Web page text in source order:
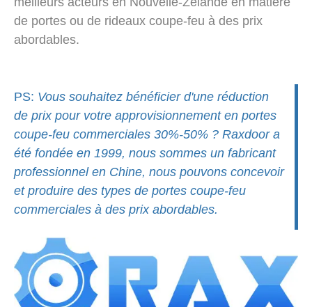
de portes ou de rideaux coupe-feu à des prix
abordables.
PS: Vous souhaitez bénéficier d'une réduction
de prix pour votre approvisionnement en portes
coupe-feu commerciales 30%-50% ? Raxdoor a
été fondée en 1999, nous sommes un fabricant
professionnel en Chine, nous pouvons concevoir
et produire des types de portes coupe-feu
commerciales à des prix abordables.